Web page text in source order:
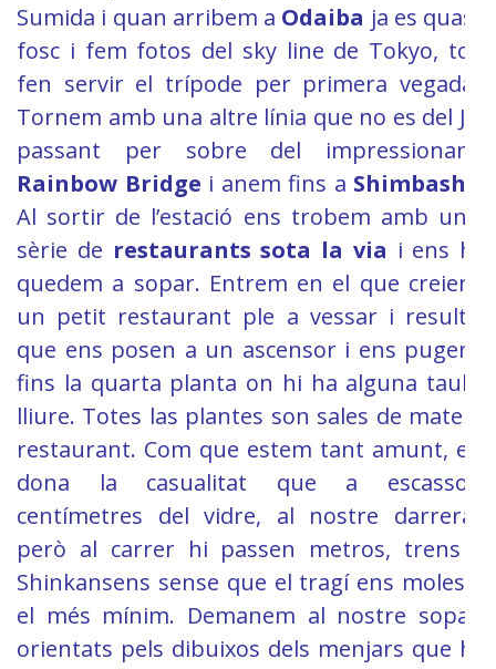
Sumida i quan arribem a Odaiba ja es quasi
fosc i fem fotos del sky line de Tokyo, tot
fen servir el trípode per primera vegada.
Tornem amb una altre línia que no es del JR
passant per sobre del impressionant
Rainbow Bridge i anem fins a Shimbashi
Al sortir de l’estació ens trobem amb una
sèrie de restaurants sota la via i ens hi
quedem a sopar. Entrem en el que creiem
un petit restaurant ple a vessar i resulta
que ens posen a un ascensor i ens pugem
fins la quarta planta on hi ha alguna taula
lliure. Totes las plantes son sales de mateix
restaurant. Com que estem tant amunt, es
dona la casualitat que a escassos
centímetres del vidre, al nostre darrera,
però al carrer hi passen metros, trens i
Shinkansens sense que el tragí ens molesti
el més mínim. Demanem al nostre sopar
orientats pels dibuixos dels menjars que hi